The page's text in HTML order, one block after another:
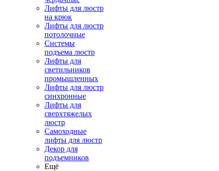
Лифты для люстр
на крюк
Лифты для люстр
потолочные
Системы
подъема люстр
Лифты для
светильников
промышленных
Лифты для люстр
синхронные
Лифты для
сверхтяжелых
люстр
Самоходные
лифты для люстр
Декор для
подъемников
Ещё